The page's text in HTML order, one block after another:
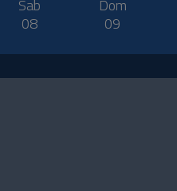
Sab
08
Dom
09